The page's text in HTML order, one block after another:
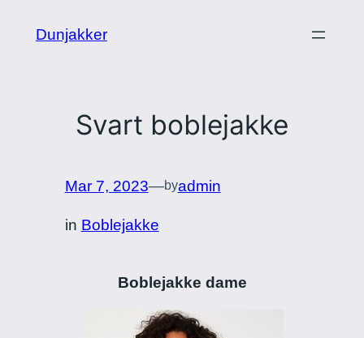
Dunjakker
Svart boblejakke
Mar 7, 2023—byadmin
in Boblejakke
Boblejakke dame